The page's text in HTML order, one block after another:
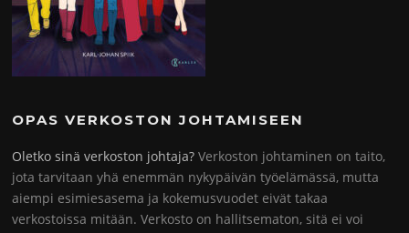
OPAS VERKOSTON JOHTAMISEEN
Oletko sinä verkoston johtaja? Verkoston johtaminen on taito,
jota tarvitaan yhä enemmän nykypäivän työelämässä, mutta
aiempi esimiesasema ja kokemusvuodet eivät takaa
verkostoissa mitään. Verkosto on hallitsematon, sitä ei voi